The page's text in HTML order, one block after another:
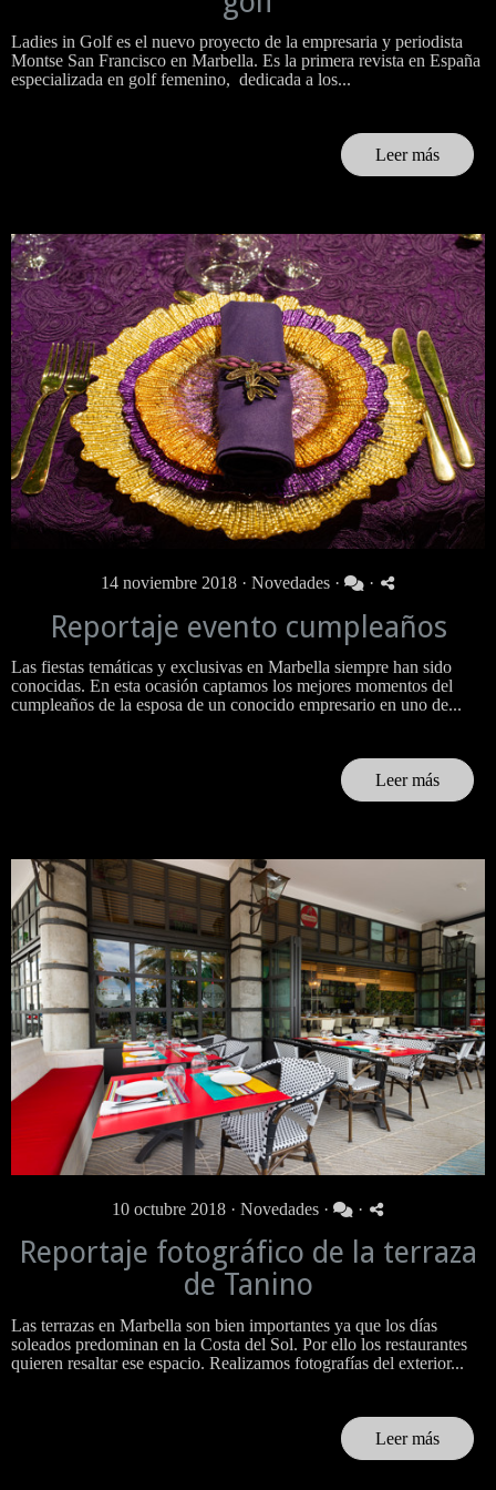
Ladies in Golf es el nuevo proyecto de la empresaria y periodista
Montse San Francisco en Marbella. Es la primera revista en España
especializada en golf femenino, dedicada a los...
Leer más
14 noviembre 2018 · Novedades· ·
Reportaje evento cumpleaños
Las fiestas temáticas y exclusivas en Marbella siempre han sido
conocidas. En esta ocasión captamos los mejores momentos del
cumpleaños de la esposa de un conocido empresario en uno de...
Leer más
10 octubre 2018 · Novedades· ·
Reportaje fotográfico de la terraza
de Tanino
Las terrazas en Marbella son bien importantes ya que los días
soleados predominan en la Costa del Sol. Por ello los restaurantes
quieren resaltar ese espacio. Realizamos fotografías del exterior...
Leer más